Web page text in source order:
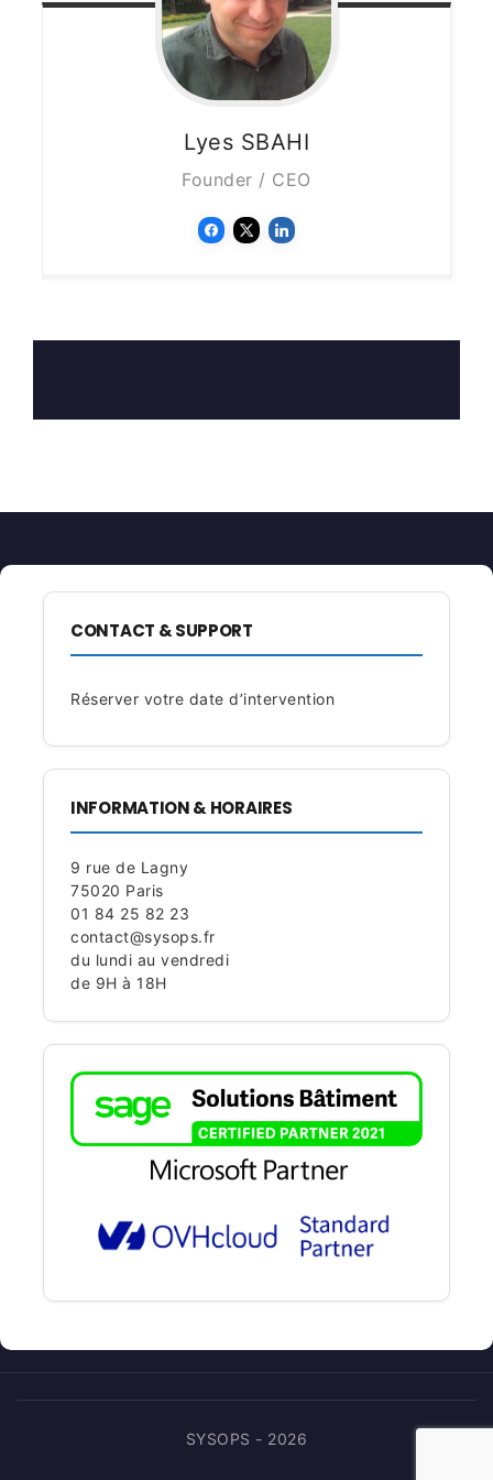
Lyes SBAHI
Founder / CEO
CONTACT & SUPPORT
Réserver votre date d’intervention
INFORMATION & HORAIRES
9 rue de Lagny
75020 Paris
01 84 25 82 23
contact@sysops.fr
du lundi au vendredi
de 9H à 18H
SYSOPS - 2026